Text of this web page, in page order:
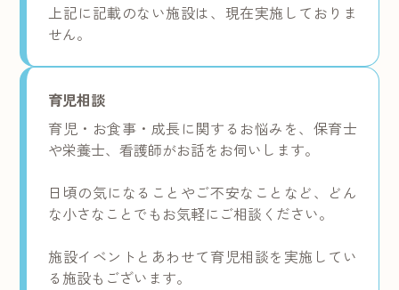
上記に記載のない施設は、現在実施しておりま
せん。
育児相談
育児・お食事・成長に関するお悩みを、保育士
や栄養士、看護師がお話をお伺いします。
日頃の気になることやご不安なことなど、どん
な小さなことでもお気軽にご相談ください。
施設イベントとあわせて育児相談を実施してい
る施設もございます。